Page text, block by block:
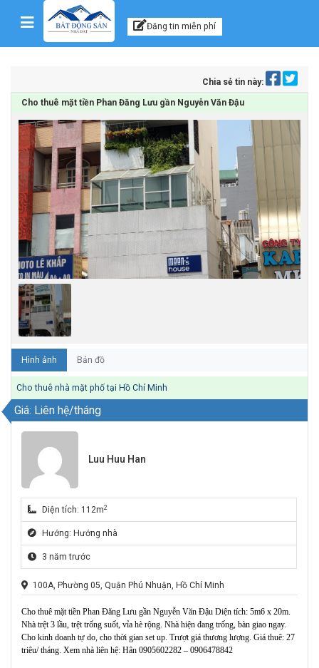
Skip to content Kênh thông tin, tư vấn
Đăng tin miễn phí
Chia sẻ tin này:
Cho thuê mặt tiền Phan Đăng Lưu gần Nguyễn Văn Đậu
Hình ảnh Bản đồ
Cho thuê nhà mặt phố tại Hồ Chí Minh
Giá: Liên hệ/tháng
Luu Huu Han
Diện tích: 112m2
Hướng: Hướng nhà
3 năm trước
100A, Phường 05, Quận Phú Nhuận, Hồ Chí Minh
Cho thuê mặt tiền Phan Đăng Lưu gần Nguyễn Văn Đậu Diện tích: 5m6 x 20m.
Nhà trệt 3 lầu, trệt trống suốt, vỉa hè rộng. Nhà hiện đang trống, bàn giao ngay.
Cho kinh doanh tự do, cho thời gian set up. Trượt giá thương lượng. Giá thuê: 27
triêu/ tháng. Xem nhà liên hệ: Hân 0905602282 – 0906478842